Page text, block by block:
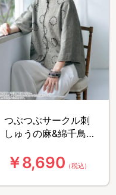
つぶつぶサークル刺
しゅうの麻&綿千鳥格
￥8,690 （税込）